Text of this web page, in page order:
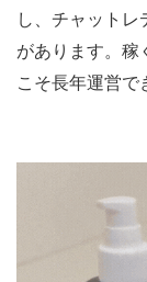
し、チャット
があります。稼
こそ長年運営で